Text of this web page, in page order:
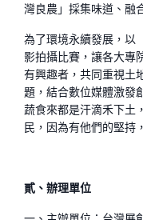
灣良農」採集味道、融
為了環境永續發展，以
影拍攝比賽，讓各大專
有興趣者，共同重視土
題，結合數位媒體激發
蔬食來都是汗滴禾下土
民，因為有他們的堅持
貳、辦理單位